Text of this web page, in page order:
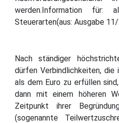
werden.Information für:
Steuerarten(aus: Ausgabe
Nach ständiger
dürfen Verbindlichkeiten, die
als dem Euro zu erfüllen
dann mit einem höheren
Zeitpunkt ihrer
(sogenannte